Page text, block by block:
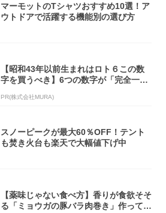
マーモットのTシャツおすすめ10選！ア
ウトドアで活躍する機能別の選び方
【昭和43年以前生まれはロト６この数
字を買うべき】6つの数字が「完全一
PR(株式会社MURA)
スノーピークが最大60％OFF！テント
も焚き火台も楽天で大幅値下げ中
【薬味じゃない食べ方】香りが食欲そそ
る「ミョウガの豚バラ肉巻き」作ってみ